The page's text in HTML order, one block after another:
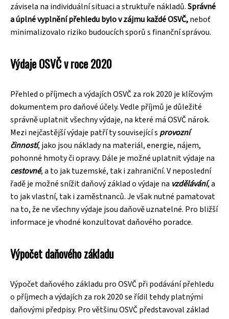
závisela na individuální situaci a struktuře nákladů.Správné
a úplné vyplnění přehledu bylo v zájmu každé OSVČ,neboť
minimalizovalo riziko budoucích sporů s finanční správou.
Výdaje OSVČ v roce 2020
Přehled o příjmech a výdajích OSVČ za rok 2020 je klíčovým
dokumentem pro daňové účely. Vedle příjmů je důležité
správně uplatnit všechny výdaje, na které má OSVČ nárok.
Mezi nejčastější výdaje patří ty související s provozní
činností, jako jsou náklady na materiál, energie, nájem,
pohonné hmoty či opravy. Dále je možné uplatnit výdaje na
cestovné, a to jak tuzemské, tak i zahraniční. V neposlední
řadě je možné snížit daňový základ o výdaje na vzdělávání, a
to jak vlastní, tak i zaměstnanců. Je však nutné pamatovat
na to, že ne všechny výdaje jsou daňově uznatelné. Pro bližší
informace je vhodné konzultovat daňového poradce.
Výpočet daňového základu
Výpočet daňového základu pro OSVČ při podávání přehledu
o příjmech a výdajích za rok 2020 se řídil tehdy platnými
daňovými předpisy. Pro většinu OSVČ představoval základ